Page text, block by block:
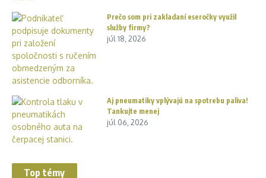
Prečo som pri zakladaní eseročky využil
služby firmy?
júl 18, 2026
Aj pneumatiky vplývajú na spotrebu paliva!
Tankujte menej
júl 06, 2026
Top témy